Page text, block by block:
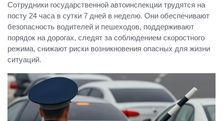
Сотрудники государственной автоинспекции трудятся на
посту 24 часа в сутки 7 дней в неделю. Они обеспечивают
безопасность водителей и пешеходов, поддерживают
порядок на дорогах, следят за соблюдением скоростного
режима, снижают риски возникновения опасных для жизни
ситуаций.